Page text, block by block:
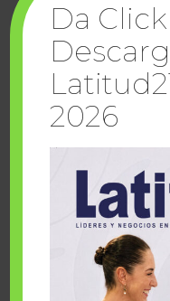
Cuando la
sueños Fairmont
Da
2026